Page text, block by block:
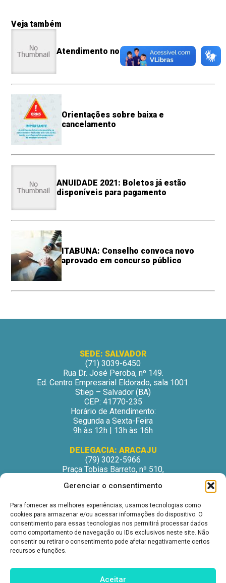
Gerenciar o consentimento
Para fornecer as melhores experiências, usamos tecnologias como
cookies para armazenar e/ou acessar informações do dispositivo. O
consentimento para essas tecnologias nos permitirá processar dados
como comportamento de navegação ou IDs exclusivos neste site. Não
consentir ou retirar o consentimento pode afetar negativamente certos
recursos e funções.
Aceitar
Veja também
Atendimento no CRN-5
Orientações sobre baixa e
cancelamento
ANUIDADE 2021: Boletos já estão
disponíveis para pagamento
ITABUNA: Conselho convoca novo
aprovado em concurso público
SEDE: SALVADOR
(71) 3039-6450
Rua Dr. José Peroba, nº 149.
Ed. Centro Empresarial Eldorado, sala 1001.
Stiep – Salvador (BA)
CEP: 41770-235
Horário de Atendimento:
Segunda a Sexta-Feira
9h às 12h | 13h às 16h
DELEGACIA: ARACAJU
(79) 3022-5966
Praça Tobias Barreto, nº 510,
São José – Aracaju/SE
Horário de Atendimento:
Segunda a Sexta-Feira
9h às 12h | 13h às 16h
DELEGACIA: ITABUNA
Avenida Princesa Isabel, nº 395.
Ed. Itabuna Trade Center, sala 914.